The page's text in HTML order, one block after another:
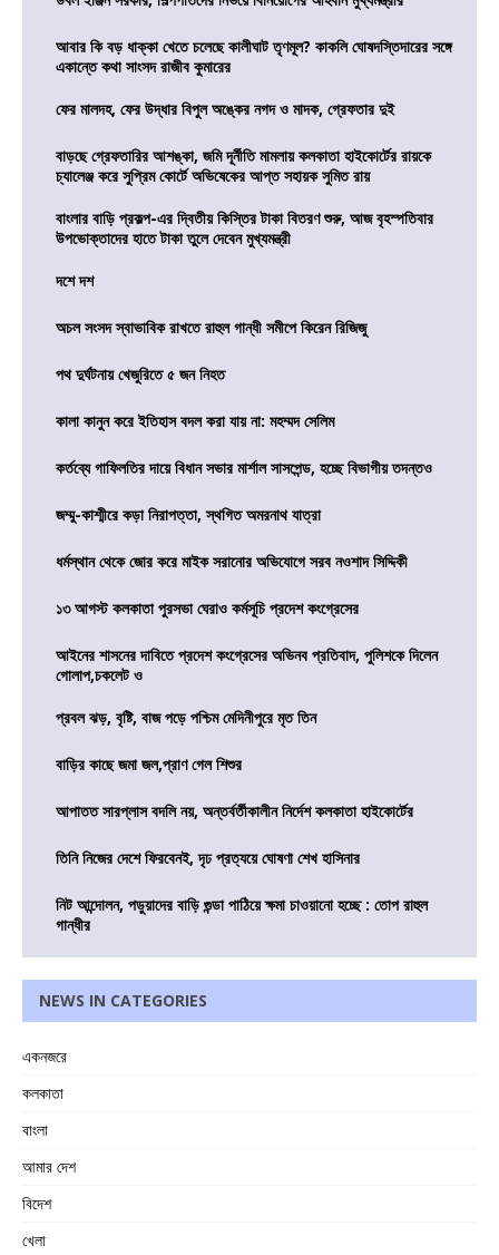
আবার কি বড় ধাক্কা খেতে চলেছে কালীঘাট তৃণমূল? কাকলি ঘোষদস্তিদারের সঙ্গে
একান্তে কথা সাংসদ রাজীব কুমারের
ফের মালদহ, ফের উদ্ধার বিপুল অঙ্কের নগদ ও মাদক, গ্রেফতার দুই
বাড়ছে গ্রেফতারির আশঙ্কা, জমি দূর্নীতি মামলায় কলকাতা হাইকোর্টের রায়কে
চ্যালেঞ্জ করে সুপ্রিম কোর্টে অভিষেকের আপ্ত সহায়ক সুমিত রায়
বাংলার বাড়ি প্রকল্প-এর দ্বিতীয় কিস্তির টাকা বিতরণ শুরু, আজ বৃহস্পতিবার
উপভোক্তাদের হাতে টাকা তুলে দেবেন মুখ্যমন্ত্রী
দশে দশ
অচল সংসদ স্বাভাবিক রাখতে রাহুল গান্ধী সমীপে কিরেন রিজিজু
পথ দুর্ঘটনায় খেজুরিতে ৫ জন নিহত
কালা কানুন করে ইতিহাস বদল করা যায় না: মহম্মদ সেলিম
কর্তব্যে গাফিলতির দায়ে বিধান সভার মার্শাল সাসপেন্ড, হচ্ছে বিভাগীয় তদন্তও
জম্মু-কাশ্মীরে কড়া নিরাপত্তা, স্থগিত অমরনাথ যাত্রা
ধর্মস্থান থেকে জোর করে মাইক সরানোর অভিযোগে সরব নওশাদ সিদ্দিকী
১৩ আগস্ট কলকাতা পুরসভা ঘেরাও কর্মসূচি প্রদেশ কংগ্রেসের
আইনের শাসনের দাবিতে প্রদেশ কংগ্রেসের অভিনব প্রতিবাদ, পুলিশকে দিলেন
গোলাপ,চকলেট ও
প্রবল ঝড়, বৃষ্টি, বাজ পড়ে পশ্চিম মেদিনীপুরে মৃত তিন
বাড়ির কাছে জমা জল,প্রাণ গেল শিশুর
আপাতত সারপ্লাস বদলি নয়, অন্তর্বর্তীকালীন নির্দেশ কলকাতা হাইকোর্টের
তিনি নিজের দেশে ফিরবেনই, দৃঢ প্রত্যয়ে ঘোষণা শেখ হাসিনার
নিট আন্দোলন, পড়ুয়াদের বাড়ি গুন্ডা পাঠিয়ে ক্ষমা চাওয়ানো হচ্ছে : তোপ রাহুল
গান্ধীর
NEWS IN CATEGORIES
একনজরে
কলকাতা
বাংলা
আমার দেশ
বিদেশ
খেলা